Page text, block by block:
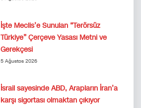
İşte Meclis’e Sunulan “Terörsüz
Türkiye” Çerçeve Yasası Metni ve
Gerekçesi
5 Ağustos 2026
İsrail sayesinde ABD, Arapların İran’a
karşı sigortası olmaktan çıkıyor